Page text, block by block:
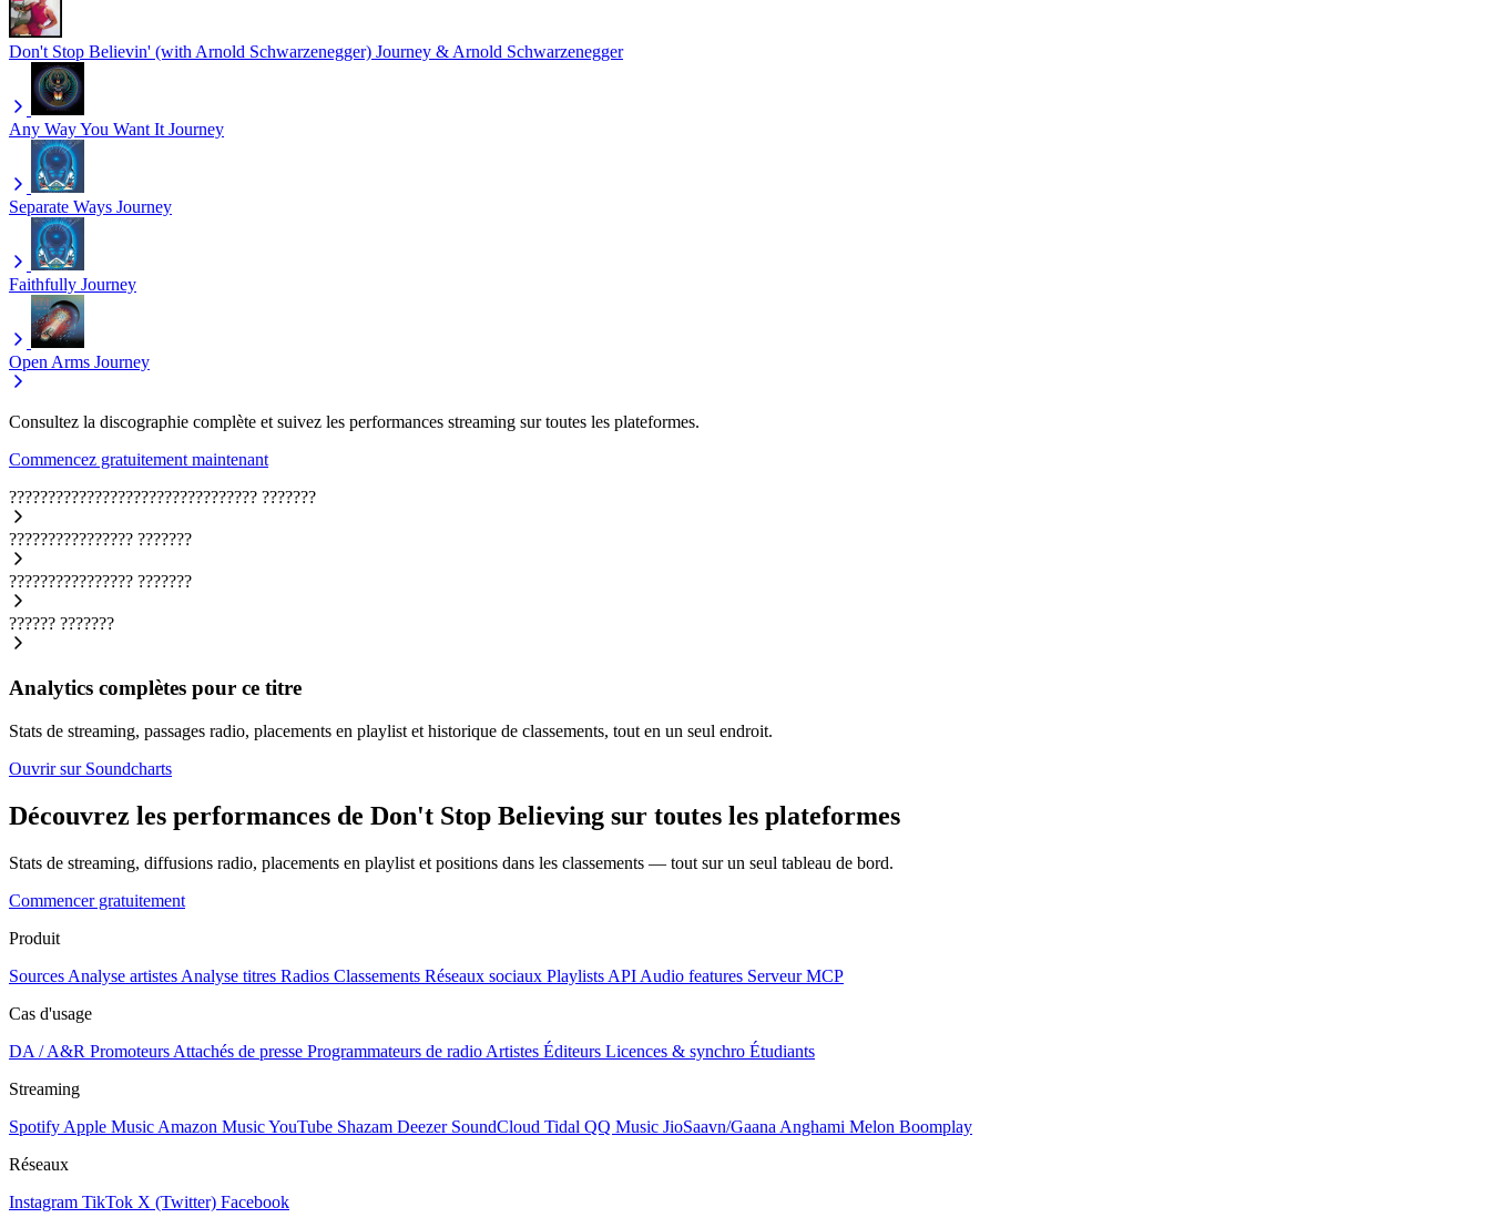
Don't Stop Believin' (with Arnold Schwarzenegger) Journey & Arnold Schwarzenegger
Any Way You Want It Journey
Separate Ways Journey
Faithfully Journey
Open Arms Journey
Consultez la discographie complète et suivez les performances streaming sur toutes les plateformes.
Commencez gratuitement maintenant
???????????????????????????????? ???????
???????????????? ???????
???????????????? ???????
?????? ???????
Analytics complètes pour ce titre
Stats de streaming, passages radio, placements en playlist et historique de classements, tout en un seul endroit.
Ouvrir sur Soundcharts
Découvrez les performances de Don't Stop Believing sur toutes les plateformes
Stats de streaming, diffusions radio, placements en playlist et positions dans les classements — tout sur un seul tableau de bord.
Commencer gratuitement
Produit
Sources Analyse artistes Analyse titres Radios Classements Réseaux sociaux Playlists API Audio features Serveur MCP
Cas d'usage
DA / A&R Promoteurs Attachés de presse Programmateurs de radio Artistes Éditeurs Licences & synchro Étudiants
Streaming
Spotify Apple Music Amazon MusicYouTube Shazam Deezer SoundCloud Tidal QQ Music JioSaavn/Gaana Anghami Melon Boomplay
Réseaux
Instagram TikTok X (Twitter) Facebook